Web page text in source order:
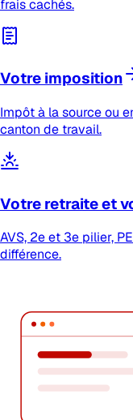
frais cachés.
Votre imposition
Impôt à la source ou
canton de travail.
Votre retraite et
AVS, 2e et 3e pilier,
différence.